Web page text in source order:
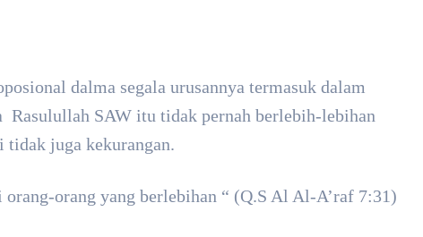
dalma segala urusannya termasuk dalam
Rasulullah SAW itu tidak pernah berlebih-lebihan
tidak juga kekurangan.
orang yang berlebihan “ (Q.S Al Al-A’raf 7:31)